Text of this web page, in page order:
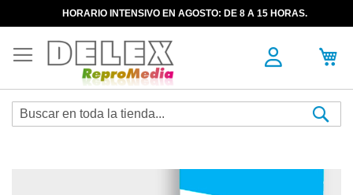
HORARIO INTENSIVO EN AGOSTO: DE 8 A 15 HORAS.